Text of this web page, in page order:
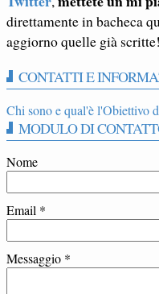
direttamente in bacheca
aggiorno quelle già scritte!
CONTATTI E
Chi sono e qual'è l'Obiettivo
MODULO DI
Nome
Email *
Messaggio *